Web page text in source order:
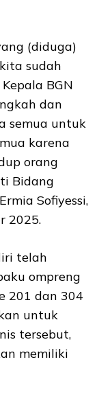
(diduga)
sudah
BGN
dan
semua untuk
karena
orang
Bidang
Sofiyessi,
2025.
telah
ompreng
201 dan 304
untuk
tersebut,
memiliki